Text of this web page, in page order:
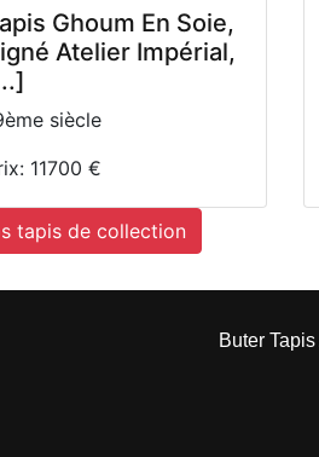
Ghoum En Soie,
Atelier Impérial,
siècle
11700 €
tapis de collection
Buter